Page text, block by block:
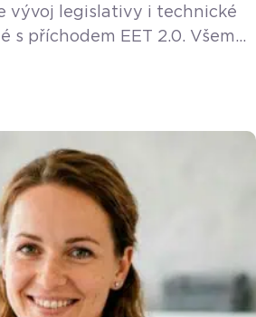
vývoj legislativy i technické
s příchodem EET 2.0. Všem
úsměvy hostů.
chcete ve svém podniku
studování měnící se
nového vládního návrhu